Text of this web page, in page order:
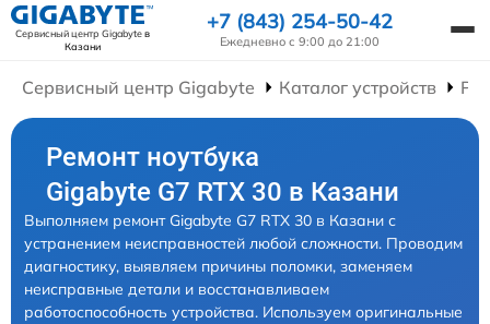
Сервисный центр Gigabyteв
Казани
+7 (843) 254-50-42
Ежедневно с 9:00 до 21:00
Сервисный центр Gigabyte Каталог устройств
Ремонт ноутбука
Gigabyte G7 RTX 30 в Казани
Выполняем ремонт Gigabyte G7 RTX 30 в Казани с
устранением неисправностей любой сложности. Проводим
диагностику, выявляем причины поломки, заменяем
неисправные детали и восстанавливаем
работоспособность устройства. Используем оригинальные